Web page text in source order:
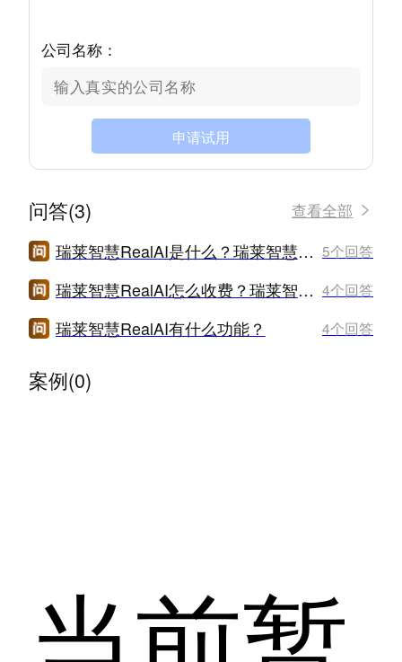
公司名称：
申请试用
问答(3) 查看全部
瑞莱智慧RealAI是什么？瑞莱智慧RealAI怎么样？ 5个回答
瑞莱智慧RealAI怎么收费？瑞莱智慧RealAI价格是多少？ 4个回答
瑞莱智慧RealAI有什么功能？ 4个回答
案例(0)